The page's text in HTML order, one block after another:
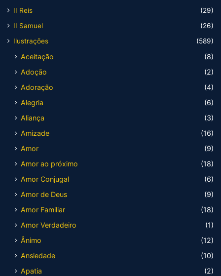
II Reis
(29)
II Samuel
(26)
Ilustrações
(589)
Aceitação
(8)
Adoção
(2)
Adoração
(4)
Alegria
(6)
Aliança
(3)
Amizade
(16)
Amor
(9)
Amor ao próximo
(18)
Amor Conjugal
(6)
Amor de Deus
(9)
Amor Familiar
(18)
Amor Verdadeiro
(1)
Ânimo
(12)
Ansiedade
(10)
Apatia
(2)